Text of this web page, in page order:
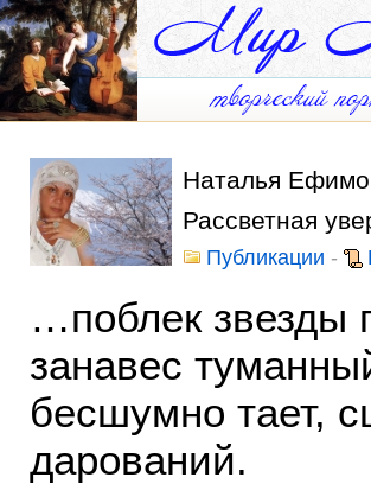
Наталья
Рассветная
Публикации -
…поблек звезды
занавес
бесшумно тает,
дарований.